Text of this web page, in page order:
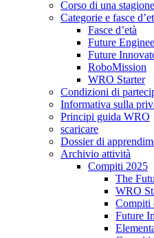
Corso di una stagione
Categorie e fasce
Fasce d’età
Future
Future
RoboMission
WRO Starter
Condizioni di
Informativa sulla
Principi guida WRO
scaricare
Dossier di
Archivio attività
Compiti 2025
The
WRO
Compiti
Future